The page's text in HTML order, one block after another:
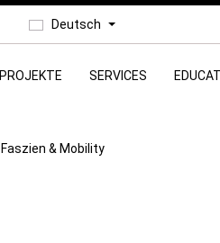
Deutsch
PROJEKTE SERVICES
Faszien & Mobility